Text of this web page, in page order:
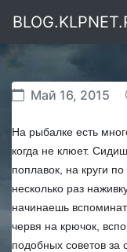
Май 16, 2015
На рыбалке есть
когда не клюет.
поплавок, на круги
несколько раз
начинаешь
червя на крючок,
подобных советов за